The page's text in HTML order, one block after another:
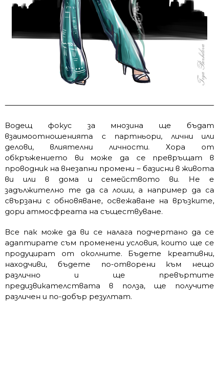
Водещ фокус за мнозина ще бъдат
взаимоотношенията с партньори, лични или
делови, влиятелни личности. Хора от
обкръжението ви може да се превръщат в
проводник на внезапни промени – базисни в живота
ви или в дома и семейството ви. Не е
задължително те да са лоши, а например да са
свързани с обновяване, освежаване на връзките,
дори атмосфреата на съществуване.
Все пак може да ви се налага подчертано да се
адаптирате съм променени условия, които ще се
продуцират от околните. Бъдете креативни,
находчиви, бъдете по-отворени към нещо
различно и ще превъртите
предизвикателствата в полза, ще получите
различен и по-добър резултат.